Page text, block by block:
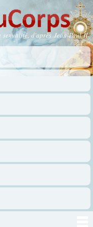
d'après Jean-Paul II